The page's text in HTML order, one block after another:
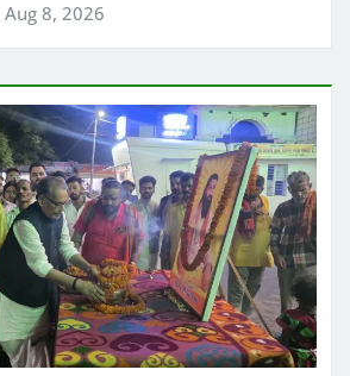
Aug 8, 2026